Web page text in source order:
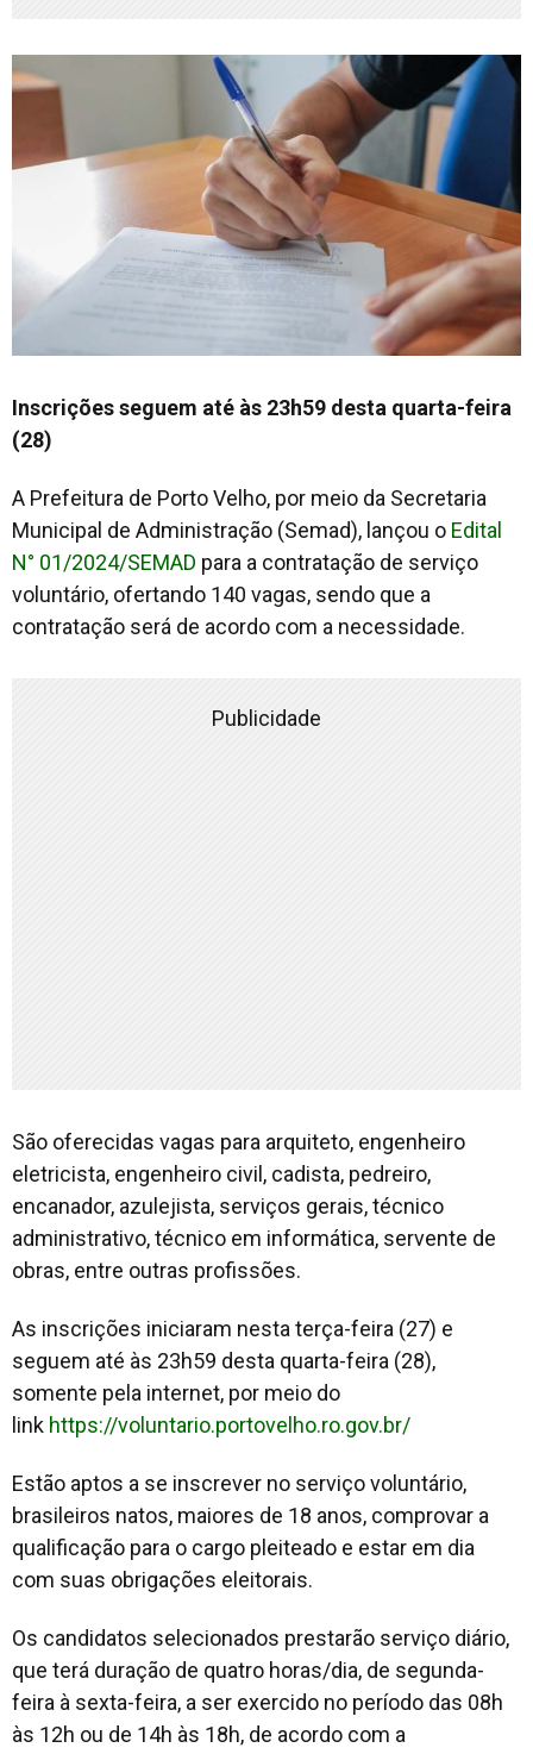
Inscrições seguem até às 23h59 desta quarta-feira
(28)
A Prefeitura de Porto Velho, por meio da Secretaria
Municipal de Administração (Semad), lançou o Edital
N° 01/2024/SEMAD para a contratação de serviço
voluntário, ofertando 140 vagas, sendo que a
contratação será de acordo com a necessidade.
Publicidade
São oferecidas vagas para arquiteto, engenheiro
eletricista, engenheiro civil, cadista, pedreiro,
encanador, azulejista, serviços gerais, técnico
administrativo, técnico em informática, servente de
obras, entre outras profissões.
As inscrições iniciaram nesta terça-feira (27) e
seguem até às 23h59 desta quarta-feira (28),
somente pela internet, por meio do
link https://voluntario.portovelho.ro.gov.br/
Estão aptos a se inscrever no serviço voluntário,
brasileiros natos, maiores de 18 anos, comprovar a
qualificação para o cargo pleiteado e estar em dia
com suas obrigações eleitorais.
Os candidatos selecionados prestarão serviço diário,
que terá duração de quatro horas/dia, de segunda-
feira à sexta-feira, a ser exercido no período das 08h
às 12h ou de 14h às 18h, de acordo com a